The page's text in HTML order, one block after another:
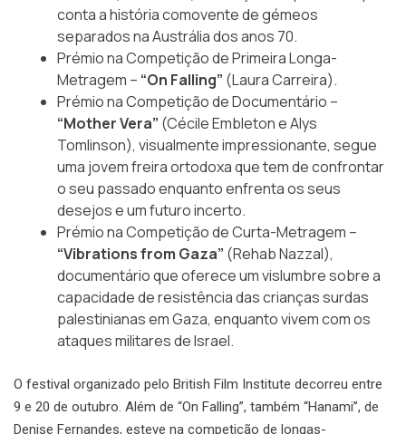
conta a história comovente de gémeos
separados na Austrália dos anos 70.
Prémio na Competição de Primeira Longa-
Metragem – “On Falling” (Laura Carreira).
Prémio na Competição de Documentário –
“Mother Vera” (Cécile Embleton e Alys
Tomlinson), visualmente impressionante, segue
uma jovem freira ortodoxa que tem de confrontar
o seu passado enquanto enfrenta os seus
desejos e um futuro incerto.
Prémio na Competição de Curta-Metragem –
“Vibrations from Gaza” (Rehab Nazzal),
documentário que oferece um vislumbre sobre a
capacidade de resistência das crianças surdas
palestinianas em Gaza, enquanto vivem com os
ataques militares de Israel.
O festival organizado pelo British Film Institute decorreu entre
9 e 20 de outubro. Além de “On Falling”, também “Hanami”, de
Denise Fernandes, esteve na competição de longas-